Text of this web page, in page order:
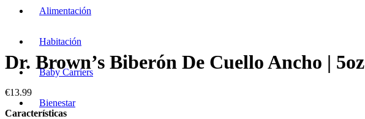
Alimentación
Habitación
Baby Carriers
Bienestar
Dr. Brown’s Biberón De Cuello Ancho | 5oz
€13.99
Características